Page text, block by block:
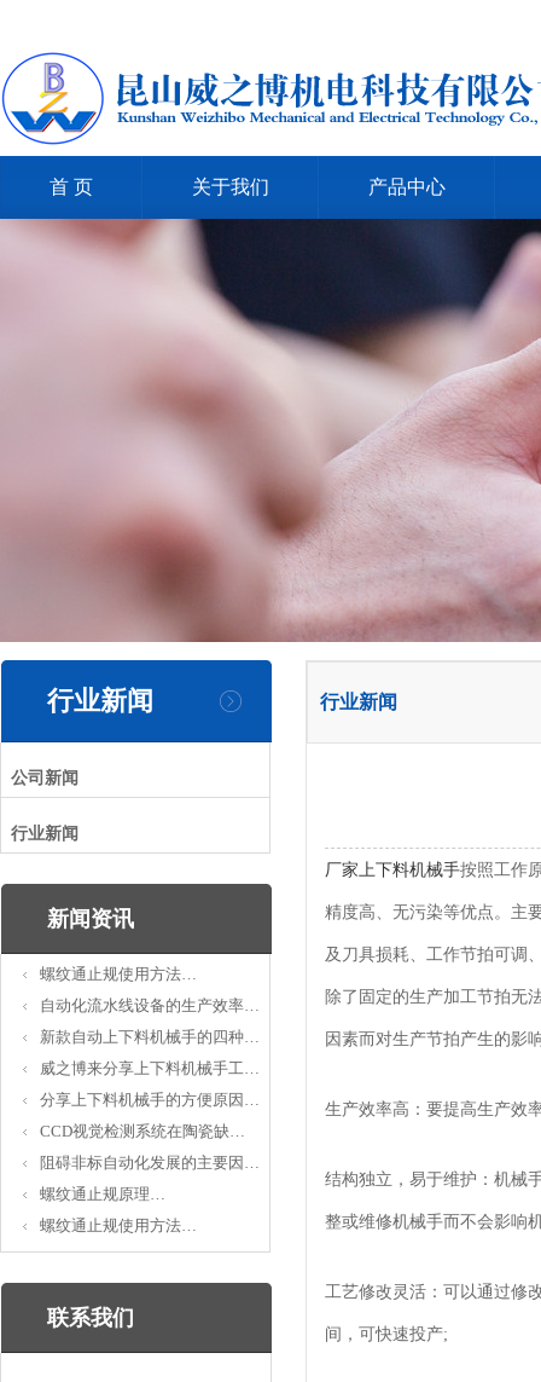
首 页 关于我们 产品中心
行业新闻
公司新闻
行业新闻
新闻资讯
螺纹通止规使用方法…
自动化流水线设备的生产效率…
新款自动上下料机械手的四种…
威之博来分享上下料机械手工…
分享上下料机械手的方便原因…
CCD视觉检测系统在陶瓷缺…
阻碍非标自动化发展的主要因…
螺纹通止规原理…
螺纹通止规使用方法…
联系我们
行业新闻
厂家上下料机械手按照工作
精度高、无污染等优点。主
及刀具损耗、工作节拍可调
除了固定的生产加工节拍无
因素而对生产节拍产生的影
生产效率高：要提高生产效
结构独立，易于维护：机械
整或维修机械手而不会影响
工艺修改灵活：可以通过修
间，可快速投产;